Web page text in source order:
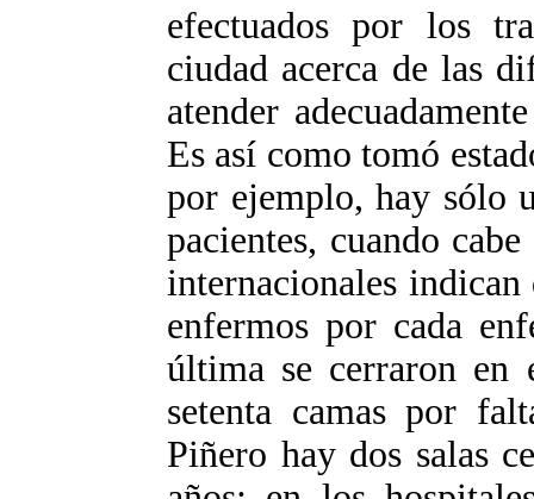
efectuados por los
ciudad acerca de las
atender
Es así como tomó
por ejemplo, hay sólo
pacientes, cuando
internacionales indican
enfermos por cada
última se cerraron en
setenta camas por
Piñero hay dos salas